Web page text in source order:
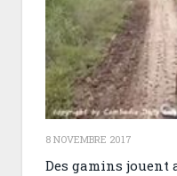
8 NOVEMBRE 2017
Des gamins jouent